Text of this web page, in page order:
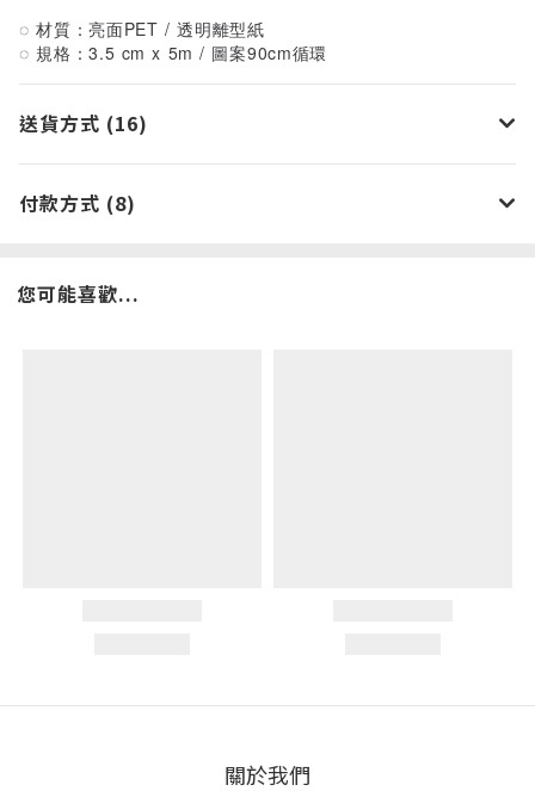
◌ 材質：亮面PET / 透明離型紙
◌ 規格：3.5 cm x 5m / 圖案90cm循環
送貨方式 (16)
付款方式 (8)
您可能喜歡...
關於我們